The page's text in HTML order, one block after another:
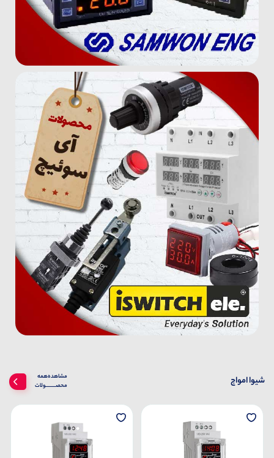
شیوا امواج
مشاهده‌همه‌
محصــــــــولات